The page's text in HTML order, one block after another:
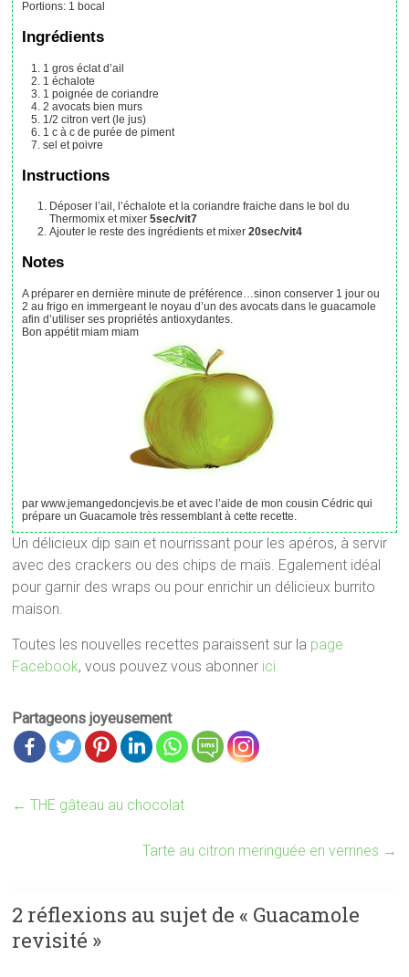
Portions: 1 bocal
Ingrédients
1 gros éclat d’ail
1échalote
1 poignée de coriandre
2 avocats bien murs
1/2 citron vert (le jus)
1 c à c de purée de piment
sel et poivre
Instructions
Déposer l’ail, l’échalote et la coriandre fraiche dans le bol du
Thermomix et mixer 5sec/vit7
Ajouter le reste des ingrédients et mixer20sec/vit4
Notes
A préparer en dernière minute de préférence…sinon conserver 1 jour ou
2 au frigo en immergeant le noyau d’un des avocats dans le guacamole
afin d’utiliser ses propriétés antioxydantes.
Bon appétit miam miam
par www.jemangedoncjevis.be et avec l’aide de mon cousin Cédric qui
prépare un Guacamole très ressemblant à cette recette.
Un délicieux dip sain et nourrissant pour les apéros, à servir
avec des crackers ou des chips de maïs. Egalement idéal
pour garnir des wraps ou pour enrichir un délicieux burrito
maison.
Toutes les nouvelles recettes paraissent sur la page
Facebook, vous pouvez vous abonner ici
Partageons joyeusement
← THE gâteau au chocolat
Tarte au citron meringuée en verrines →
2 réflexions au sujet de « Guacamole
revisité »